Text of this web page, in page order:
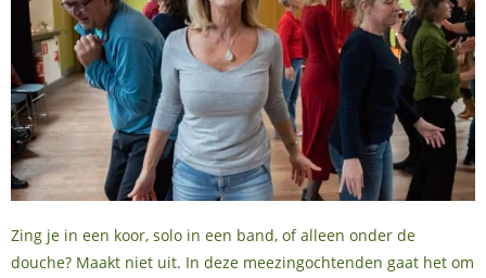
Zing je in een koor, solo in een band, of alleen onder de
douche? Maakt niet uit. In deze meezingochtenden gaat het om